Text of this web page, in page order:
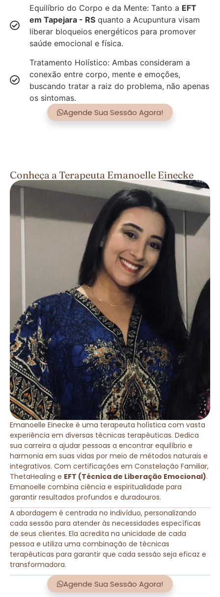
Equilíbrio do Corpo e da Mente: Tanto a EFT
em Tapejara - RS quanto a Acupuntura visam
liberar bloqueios energéticos para promover
saúde emocional e física.
Tratamento Holístico: Ambas consideram a
conexão entre corpo, mente e emoções,
buscando tratar a raiz do problema, não apenas
os sintomas.
Agende Sua Sessão Agora!
Conheça a Terapeuta Emanoelle Einecke
Emanoelle Einecke é uma terapeuta holística com vasta
experiência em diversas técnicas terapêuticas. Dedica
sua carreira a ajudar pessoas a encontrar equilíbrio e
harmonia em suas vidas por meio de métodos naturais e
integrativos. Com certificações em Constelação Familiar,
ThetaHealing e EFT (Técnica de Liberação Emocional).
Emanoelle combina ciência e espiritualidade para
garantir resultados profundos e duradouros.
A abordagem é centrada no indivíduo, personalizando
cada sessão para atender às necessidades específicas
de seus clientes. Ela acredita na unicidade de cada
pessoa e utiliza uma combinação de técnicas
terapêuticas para garantir que cada sessão seja eficaz e
transformadora.
Agende Sua Sessão Agora!